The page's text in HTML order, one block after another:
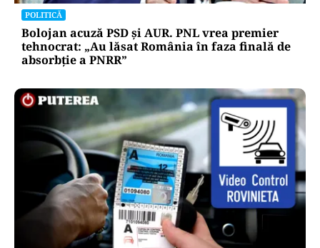
POLITICĂ
Bolojan acuză PSD și AUR. PNL vrea premier
tehnocrat: „Au lăsat România în faza finală de
absorbţie a PNRR”